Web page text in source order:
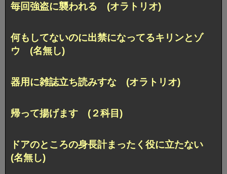
毎回強盗に襲われる (オラトリオ)
何もしてないのに出禁になってるキリンとゾ
ウ (名無し)
器用に雑誌立ち読みすな (オラトリオ)
帰って揚げます (２科目)
ドアのところの身長計まったく役に立たない
(名無し)